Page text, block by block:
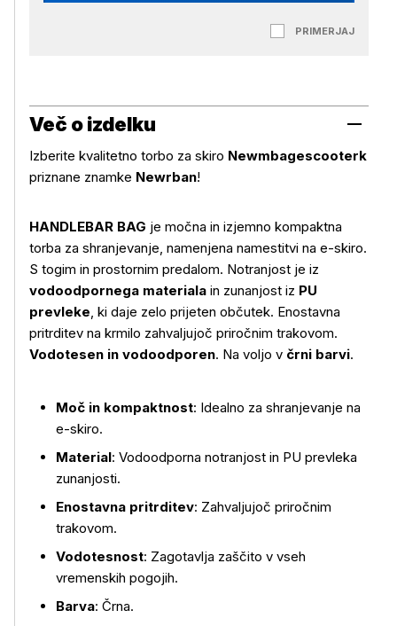
PRIMERJAJ
Več o izdelku
Izberite kvalitetno torbo za skiro Newmbagescooterk
priznane znamke Newrban!
HANDLEBAR BAG je močna in izjemno kompaktna
torba za shranjevanje, namenjena namestitvi na e-skiro.
S togim in prostornim predalom. Notranjost je iz
vodoodpornega materiala in zunanjost iz PU
prevleke, ki daje zelo prijeten občutek. Enostavna
pritrditev na krmilo zahvaljujoč priročnim trakovom.
Vodotesen in vodoodporen. Na voljo v črni barvi.
Moč in kompaktnost: Idealno za shranjevanje na
e-skiro.
Material: Vodoodporna notranjost in PU prevleka
zunanjosti.
Enostavna pritrditev: Zahvaljujoč priročnim
trakovom.
Vodotesnost: Zagotavlja zaščito v vseh
vremenskih pogojih.
Barva: Črna.